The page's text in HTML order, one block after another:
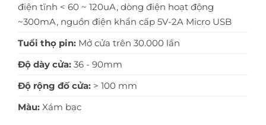
điện tĩnh < 60 ~ 120uA, dòng điện hoạt động
~300mA, nguồn điện khẩn cấp 5V-2A Micro USB
Tuổi thọ pin: Mở cửa trên 30.000 lần
Độ dày cửa: 36 - 90mm
Độ rộng đố cửa: > 100 mm
Màu: Xám bạc